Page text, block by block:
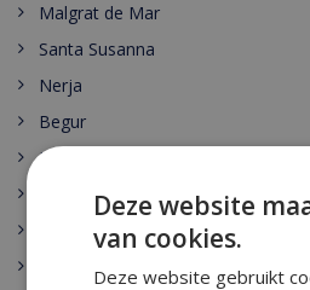
Malgrat de Mar
Santa Susanna
Nerja
Begur
Escala
Palamos
Deze website
van cookies.
Deze website gebruikt